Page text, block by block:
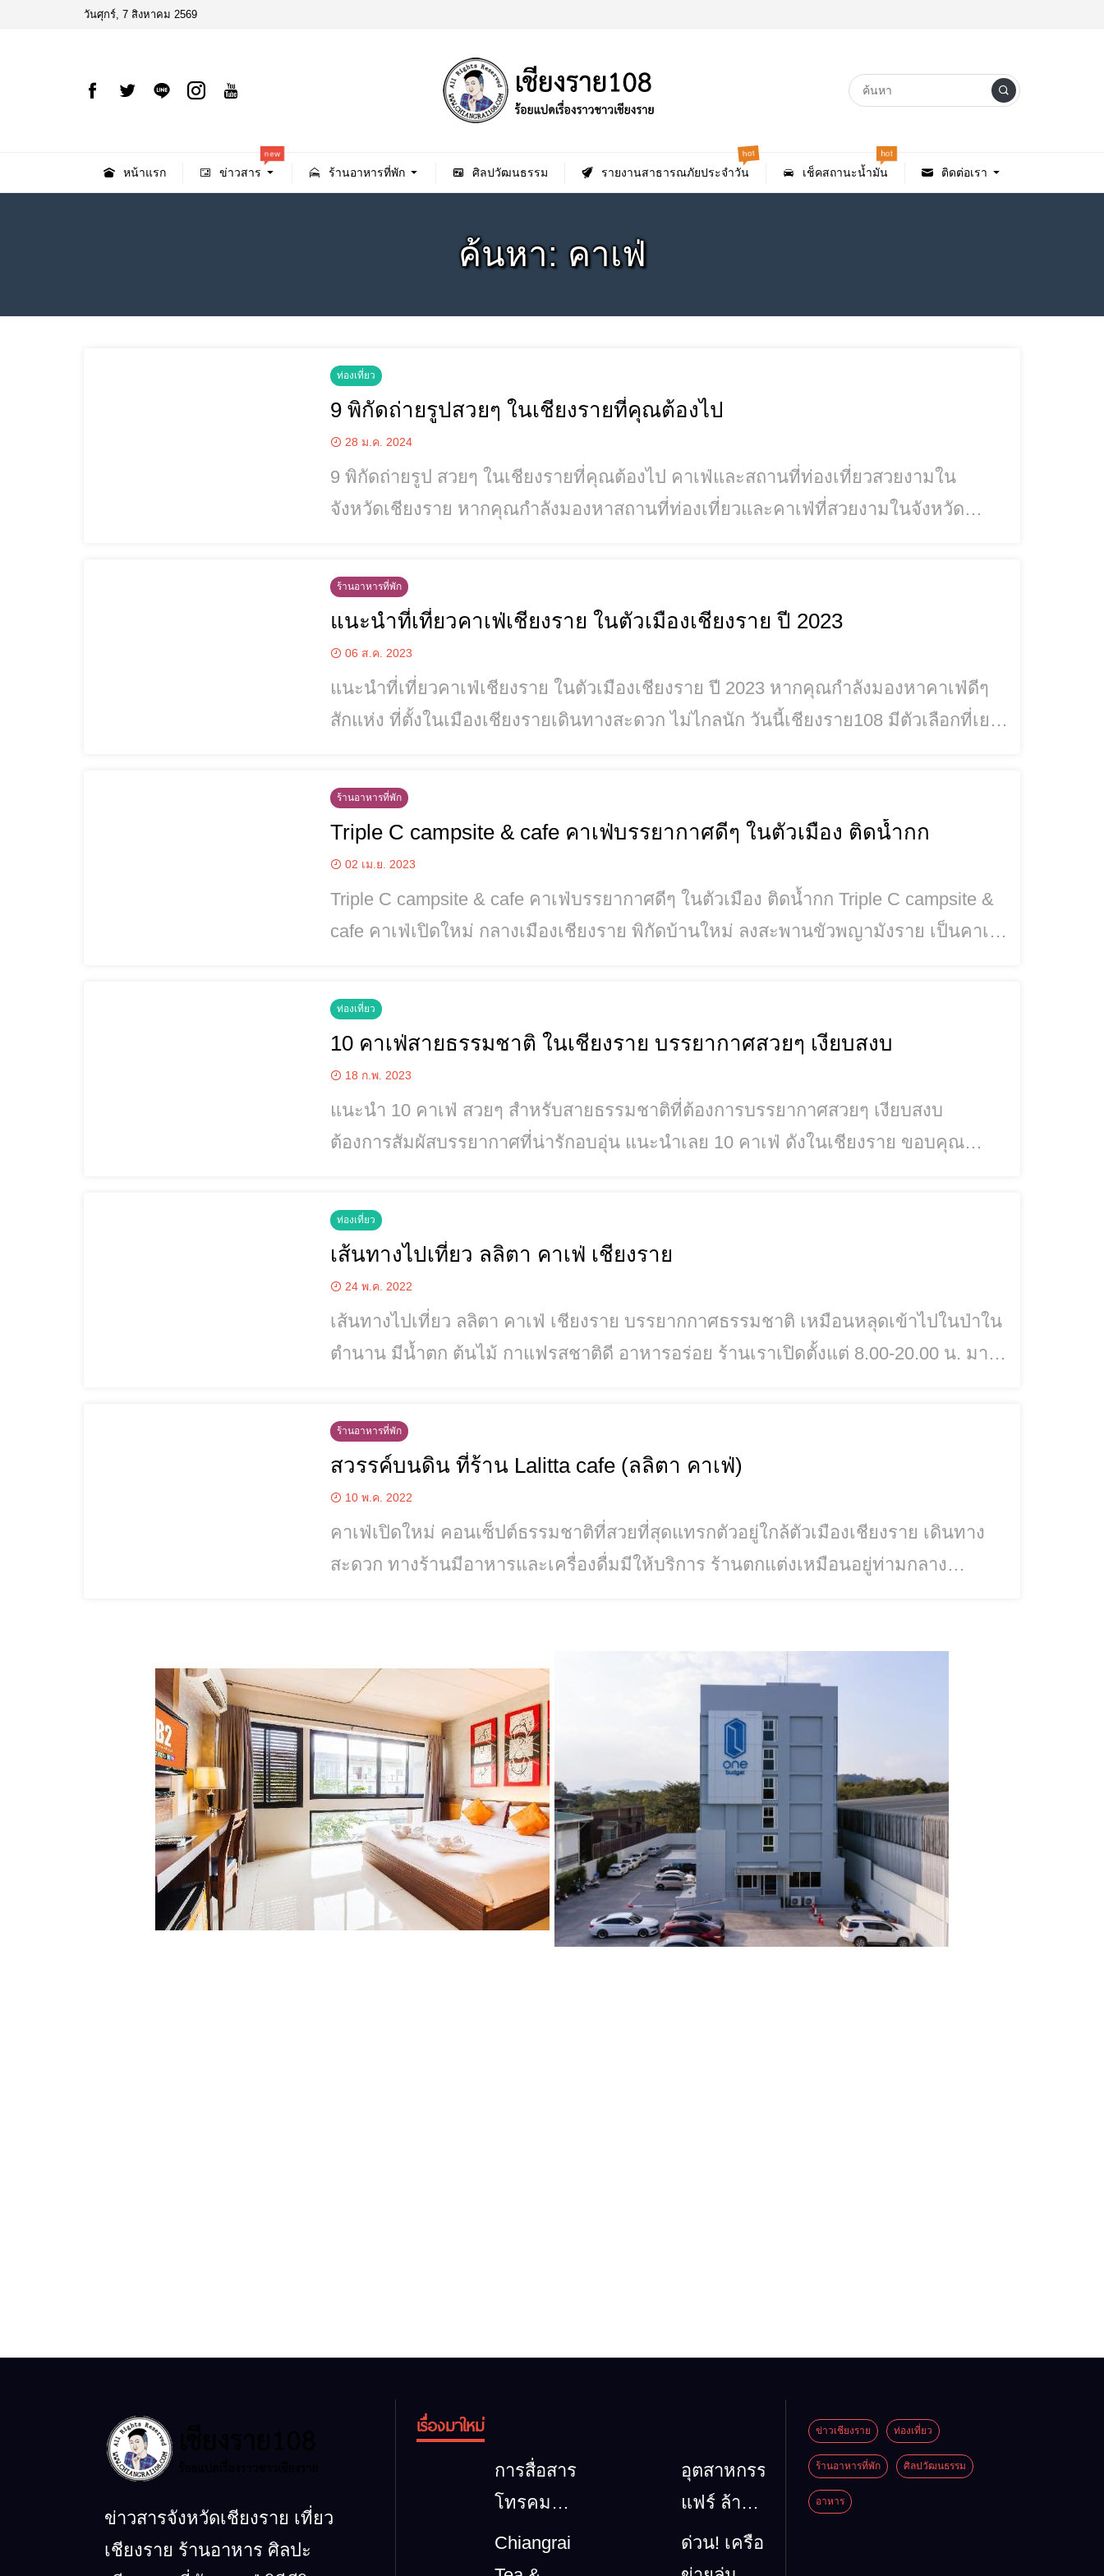
วันศุกร์, 7 สิงหาคม 2569
หน้าแรก ข่าวสาร
new
ร้านอาหารที่พัก ศิลปวัฒนธรรม รายงานสาธารณภัยประจำวัน
hot
เช็คสถานะน้ำมัน
hot
ติดต่อเรา
ค้นหา: คาเฟ่
ท่องเที่ยว
9 พิกัดถ่ายรูปสวยๆ ในเชียงรายที่คุณต้องไป
28 ม.ค. 2024
9 พิกัดถ่ายรูป สวยๆ ในเชียงรายที่คุณต้องไป คาเฟ่และสถานที่ท่องเที่ยวสวยงามใน
จังหวัดเชียงราย หากคุณกำลังมองหาสถานที่ท่องเที่ยวและคาเฟ่ที่สวยงามในจังหวัด
มีสไตล์ยุโรปและเน้นสีเขียวครีม มีอาหารและเครื่องดื่มที่อร่อย และมุมถ่ายรูปที่สวยงาม
2) Moon House Cafe คาเฟ่ที่มีบรรยากาศน่านั่งทำงาน มีเค้ก อาห
ร้านอาหารที่พัก
แนะนำที่เที่ยวคาเฟ่เชียงราย ในตัวเมืองเชียงราย ปี 2023
06 ส.ค. 2023
แนะนำที่เที่ยวคาเฟ่เชียงราย ในตัวเมืองเชียงราย ปี 2023 หากคุณกำลังมองหาคาเฟ่ดีๆ
สักแห่ง ที่ตั้งในเมืองเชียงรายเดินทางสะดวก ไม่ไกลนัก วันนี้เชียงราย108 มีตัวเลือกที่เยอ
แตกต่างกันไป มาเลือกดูคาเฟ่ที่เหมาะกับคุณและเพลิดเพลินกับกาแฟคุณภาพดีใน
บรรยากาศสบายๆ กันเลย คาเฟ่เชียงราย ในเมือง ปี 2023 Chivit Thamma Da Coffee
ร้านอาหารที่พัก
Triple C campsite & cafe คาเฟ่บรรยากาศดีๆ ในตัวเมือง ติดน้ำกก
02 เม.ย. 2023
Triple C campsite & cafe คาเฟ่บรรยากาศดีๆ ในตัวเมือง ติดน้ำกก Triple C campsite &
cafe คาเฟ่เปิดใหม่ กลางเมืองเชียงราย พิกัดบ้านใหม่ ลงสะพานขัวพญามังราย เป็นคาเฟ่
สบายๆใกล้ชิดธรรมชาติ ต้องมา คาเฟ่ใต้ต้นฉำฉายักษ์ ในเมืองเชียงราย เหมาะแก่การนั่ง
ท่องเที่ยว
10 คาเฟ่สายธรรมชาติ ในเชียงราย บรรยากาศสวยๆ เงียบสงบ
18 ก.พ. 2023
แนะนำ 10 คาเฟ่ สวยๆ สำหรับสายธรรมชาติที่ต้องการบรรยากาศสวยๆ เงียบสงบ
ต้องการสัมผัสบรรยากาศที่น่ารักอบอุ่น แนะนำเลย 10 คาเฟ่ ดังในเชียงราย ขอบคุณ
https://www.facebook.com/Ririteahouse.chiangrai Ryokan Cafe'
https://www.facebook.com/RyokanCafe สวนฮักฮ่มไม้
ท่องเที่ยว
เส้นทางไปเที่ยว ลลิตา คาเฟ่ เชียงราย
24 พ.ค. 2022
เส้นทางไปเที่ยว ลลิตา คาเฟ่ เชียงราย บรรยากกาศธรรมชาติ เหมือนหลุดเข้าไปในป่าใน
ตำนาน มีน้ำตก ต้นไม้ กาแฟรสชาติดี อาหารอร่อย ร้านเราเปิดตั้งแต่ 8.00-20.00 น. มา
มาเป็นส่วนลดแลกซื้ออาหาร และเครื่องดื่มได้ เดินทางมาหาเรา คลิก
ร้านอาหารที่พัก
สวรรค์บนดิน ที่ร้าน Lalitta cafe (ลลิตา คาเฟ่)
10 พ.ค. 2022
คาเฟ่เปิดใหม่ คอนเซ็ปต์ธรรมชาติที่สวยที่สุดแทรกตัวอยู่ใกล้ตัวเมืองเชียงราย เดินทาง
สะดวก ทางร้านมีอาหารและเครื่องดื่มมีให้บริการ ร้านตกแต่งเหมือนอยู่ท่ามกลาง
รูปhttps://www.facebook.com/LalittaTH/posts/122902690264959
ข่าวสารจังหวัดเชียงราย เที่ยว
เชียงราย ร้านอาหาร ศิลปะ
เรื่องมาใหม่
การสื่อสาร
โทรคมนาคม
กรณีภัย
พิบัติ
อุตสาหกรรม
แฟร์ ล้าน
นาตะวัน
ออก 2026”
Chiangrai
ด่วน! เครือ
ข่าวเชียงราย ท่องเที่ยว
ร้านอาหารที่พัก ศิลปวัฒนธรรม
อาหาร